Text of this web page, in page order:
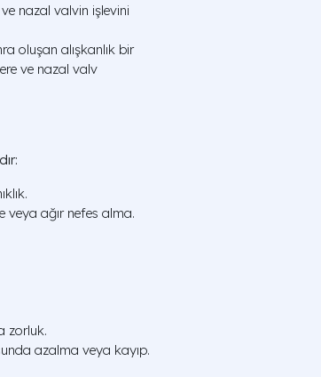
nazal valvin işlevini
oluşan alışkanlık bir
ve nazal valv
ağır nefes alma.
zorluk.
azalma veya kayıp.